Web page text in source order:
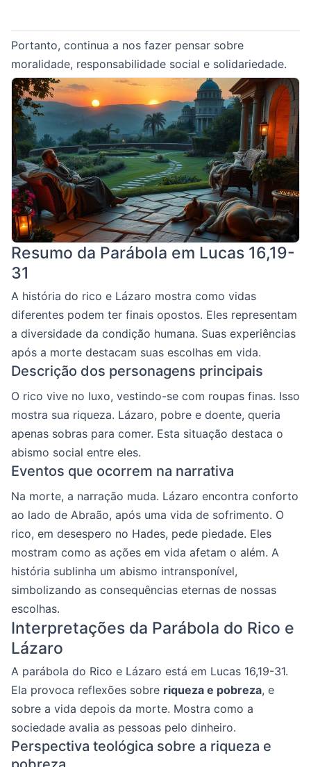
Portanto, continua a nos fazer pensar sobre
moralidade, responsabilidade social e solidariedade.
Resumo da Parábola em Lucas 16,19-
31
A história do rico e Lázaro mostra como vidas
diferentes podem ter finais opostos. Eles representam
a diversidade da condição humana. Suas experiências
após a morte destacam suas escolhas em vida.
Descrição dos personagens principais
O rico vive no luxo, vestindo-se com roupas finas. Isso
mostra sua riqueza. Lázaro, pobre e doente, queria
apenas sobras para comer. Esta situação destaca o
abismo social entre eles.
Eventos que ocorrem na narrativa
Na morte, a narração muda. Lázaro encontra conforto
ao lado de Abraão, após uma vida de sofrimento. O
rico, em desespero no Hades, pede piedade. Eles
mostram como as ações em vida afetam o além. A
história sublinha um abismo intransponível,
simbolizando as consequências eternas de nossas
escolhas.
Interpretações da Parábola do Rico e
Lázaro
A parábola do Rico e Lázaro está em Lucas 16,19-31.
Ela provoca reflexões sobre riqueza e pobreza, e
sobre a vida depois da morte. Mostra como a
sociedade avalia as pessoas pelo dinheiro.
Perspectiva teológica sobre a riqueza e